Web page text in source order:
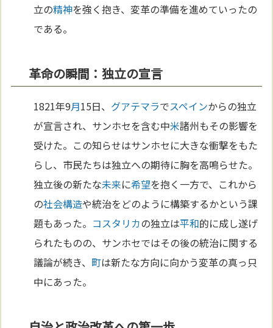
立の精神を強く抱き、変革の準備を進めていったの
である。
革命の瞬間：独立の宣言
1821年9月15日、 グアテマラでスペインからの独立
が宣言され、サンホセを含む中米諸州もその影響を
受けた。この知らせはサンホセに大きな衝撃をもた
らし、市民たちは独立への期待に胸を高鳴らせた。
独立後の新たな未来に希望を抱く一方で、これから
の社会構造や統治をどのように構築するかという課
題もあった。 コスタリカの独立は平和的に成し遂げ
られたものの、サンホセではその後の統治に関する
議論が続き、 町は新たな方向に向かう変革の真っ只
中にあった。